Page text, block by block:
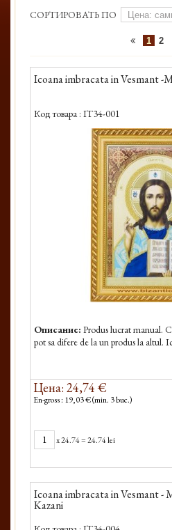
СОРТИРОВАТЬ ПО
1 2
Icoana imbracata in Vesmant
Код товара : IT34-001
Описание: Produs lucrat manual.
pot sa difere de la un produs la altul.
Цена: 24,74 €
En-gross : 19,03 € (min. 3 buc.)
x24.74=24.74 lei
Icoana imbracata in Vesmant -
Kazani